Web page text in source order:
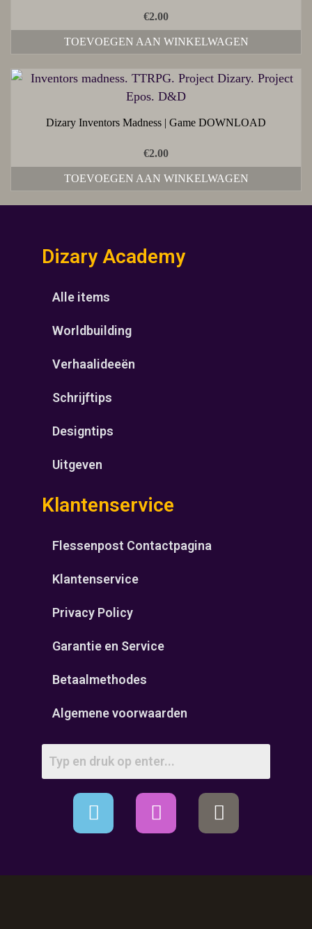
€2.00
TOEVOEGEN AAN WINKELWAGEN
Dizary Inventors Madness | Game DOWNLOAD
€2.00
TOEVOEGEN AAN WINKELWAGEN
Dizary Academy
Alle items
Worldbuilding
Verhaalideeën
Schrijftips
Designtips
Uitgeven
Klantenservice
Flessenpost Contactpagina
Klantenservice
Privacy Policy
Garantie en Service
Betaalmethodes
Algemene voorwaarden